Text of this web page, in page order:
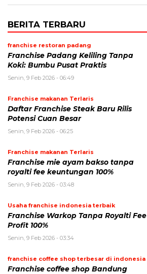
BERITA TERBARU
franchise restoran padang
Franchise Padang Keliling Tanpa
Koki: Bumbu Pusat Praktis
Senin, 9 Feb 2026 - 06:49
Franchise makanan Terlaris
Daftar Franchise Steak Baru Rilis
Potensi Cuan Besar
Senin, 9 Feb 2026 - 06:25
Franchise makanan Terlaris
Franchise mie ayam bakso tanpa
royalti fee keuntungan 100%
Senin, 9 Feb 2026 - 03:48
Usaha franchise indonesia terbaik
Franchise Warkop Tanpa Royalti Fee
Profit 100%
Senin, 9 Feb 2026 - 03:34
franchise coffee shop terbesar di indonesia
Franchise coffee shop Bandung